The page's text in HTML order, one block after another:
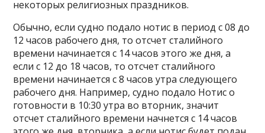
некоторых религиозных праздников.
Обычно, если судно подало нотис в период с 08 до
12 часов рабочего дня, то отсчет сталийного
времени начинается с 14 часов этого же дня, а
если с 12 до 18 часов, то отсчет сталийного
времени начинается с 8 часов утра следующего
рабочего дня. Например, судно подало Нотис о
готовности в 10:30 утра во вторник, значит
отсчет сталийного времени начнется с 14 часов